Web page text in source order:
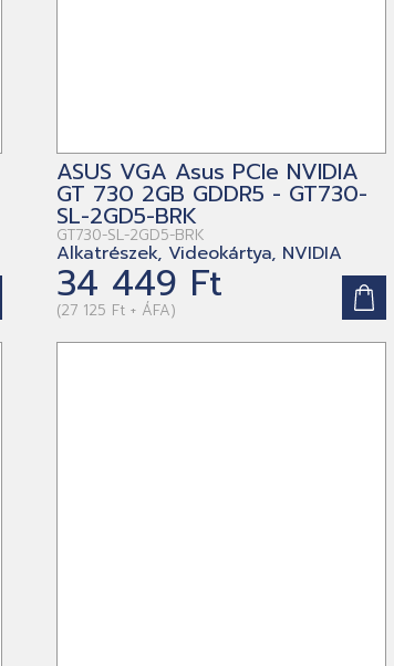
ASUS VGA Asus PCIe NVIDIA
GT 730 2GB GDDR5 - GT730-
SL-2GD5-BRK
GT730-SL-2GD5-BRK
Alkatrészek, Videokártya, NVIDIA
34 449 Ft
(27 125 Ft + ÁFA)